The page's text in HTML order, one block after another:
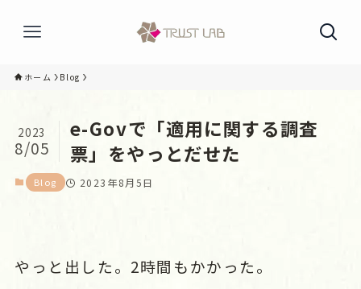
ホーム Blog
e-Govで「適用に関する調査
票」をやっとだせた
2023
8/05
Blog 2023年8月5日
やっと出した。2時間もかかった。